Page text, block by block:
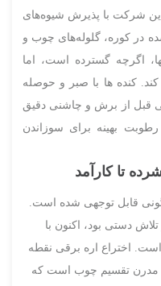
شرکت با پذیرش شیوه‌های
در کوره، گلوله‌های چوب و
اگرچه گسترده است، اما
کنده ها با صبر و حوصله
قبل از برش و چاشنی دقیق
بهینه برای سوزاندن
تا کارآمد
قابل توجهی شده است.
دستی بود، اکنون با
اختراع اره برقی نقطه
مدرن تقسیم چوب است که